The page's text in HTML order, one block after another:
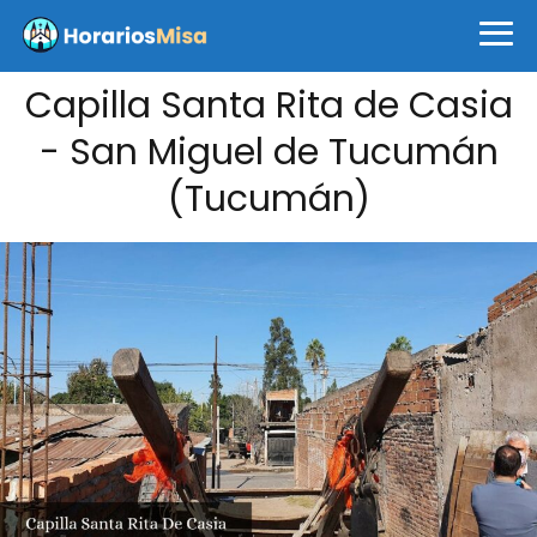
Capilla Santa Rita de Casia
- San Miguel de Tucumán
(Tucumán)